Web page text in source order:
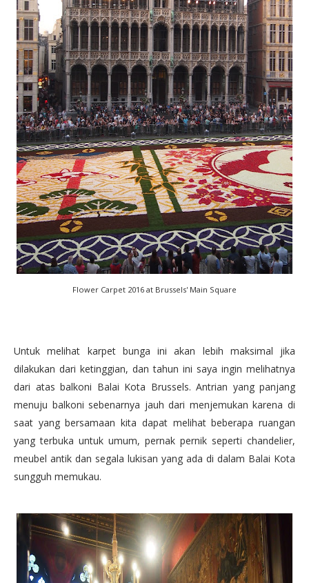
Flower Carpet 2016 at Brussels' Main Square
Untuk melihat karpet bunga ini akan lebih maksimal jika
dilakukan dari ketinggian, dan tahun ini saya ingin melihatnya
dari atas balkoni Balai Kota Brussels. Antrian yang panjang
menuju balkoni sebenarnya jauh dari menjemukan karena di
saat yang bersamaan kita dapat melihat beberapa ruangan
yang terbuka untuk umum, pernak pernik seperti chandelier,
meubel antik dan segala lukisan yang ada di dalam Balai Kota
sungguh memukau.